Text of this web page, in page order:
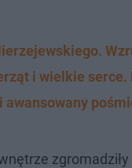
i wielkie